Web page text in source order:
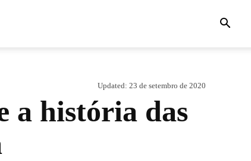
Updated: 23 de setembro de 2020
a história das